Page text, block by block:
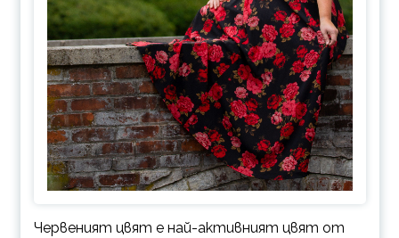
Червеният цвят е най-активният цвят от